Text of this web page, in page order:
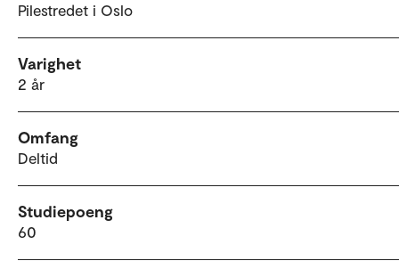
Pilestredet i Oslo
Varighet
2 år
Omfang
Deltid
Studiepoeng
60